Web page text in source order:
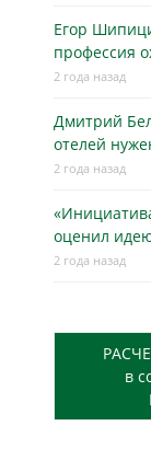
Егор
профессия
2 года назад
Дмитрий
отелей
2 года назад
оценил
2 года назад
в